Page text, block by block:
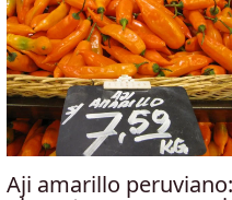
Aji amarillo peruviano: